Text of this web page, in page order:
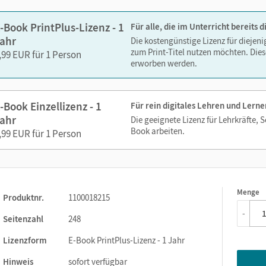
Book PrintPlus-Lizenz - 1
EUR für 1 Person
Für alle, die im Unterricht bereits
Die kostengünstige Lizenz für
zum Print-Titel nutzen möchten.
erworben werden.
Book Einzellizenz - 1
EUR für 1 Person
Für rein digitales Lehren und
Die geeignete Lizenz für Lehrkräfte,
Book arbeiten.
Produktnr.
1100018215
Seitenzahl
248
Lizenzform
E-Book PrintPlus-Lizenz - 1 Jahr
Hinweis
sofort verfügbar
Menge
1
-